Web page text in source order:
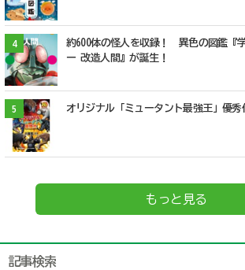
4
約600体の怪人を収録！ 異色の図鑑『
ー 改造人間』が誕生！
5 オリジナル「ミュータント最強王」優
もっと見る
記事検索